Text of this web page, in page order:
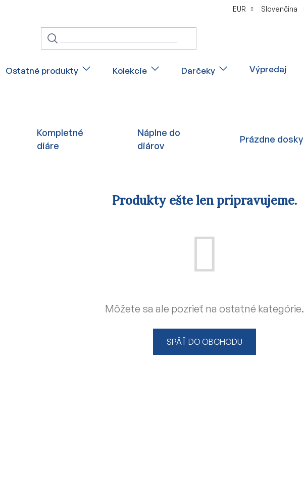
EUR Slovenčina
Ostatné produkty Kolekcie Darčeky Výpredaj
Kompletné
diáre
Náplne do
diárov
Prázdne dosky
Produkty ešte len pripravujeme.
Môžete sa ale pozrieť na ostatné kategórie.
SPÄŤ DO OBCHODU